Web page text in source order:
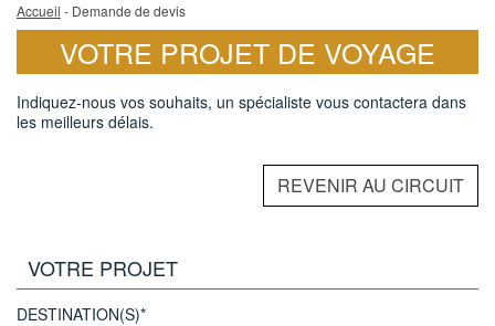
Accueil - Demande de devis
VOTRE PROJET DE VOYAGE
Indiquez-nous vos souhaits, un spécialiste vous contactera dans
les meilleurs délais.
REVENIR AU CIRCUIT
VOTRE PROJET
DESTINATION(S)*